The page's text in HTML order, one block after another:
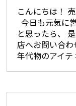
こんにちは！
今日も元気に
と思ったら、
店へお問い合
年代物のアイテ